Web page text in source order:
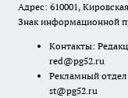
Адрес: 610001,
Знак информационной
Контакты:
red@pg52.ru
Рекламный
st@pg52.ru